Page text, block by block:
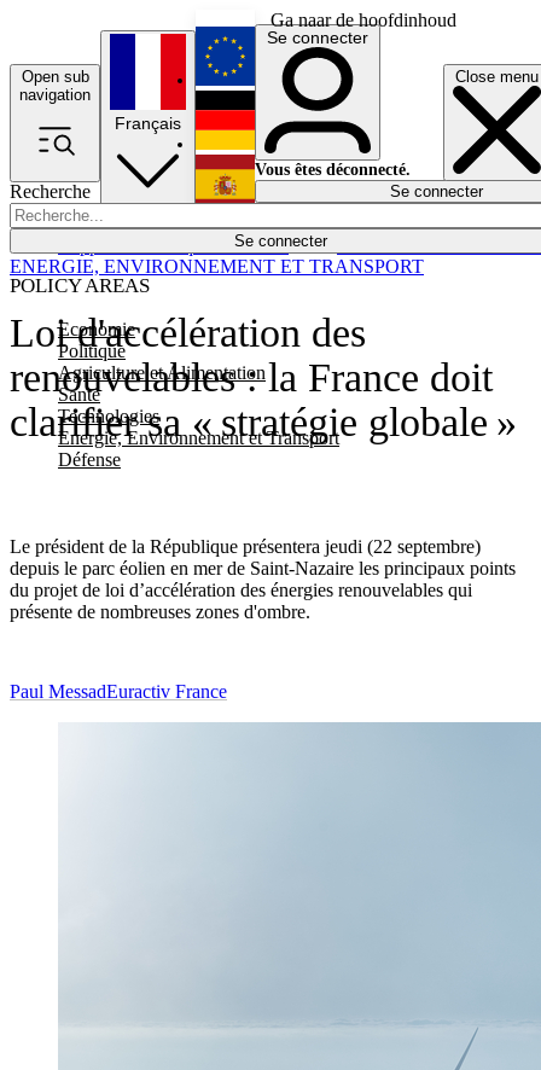
Ga naar de hoofdinhoud
Open sub
navigation
Close menu
Recherche
Se connecter
POLICY AREAS
Economie
Politique
Agriculture et Alimentation
Santé
Technologies
Energie, Environnement et Transport
Défense
Économie
Français
English
Deutsch
Español
Se connecter
Vous êtes déconnecté.
Se connecter
Loi d'accélération des
renouvelables : la France doit
clarifier sa « stratégie globale »
Le président de la République présentera jeudi (22 septembre)
depuis le parc éolien en mer de Saint-Nazaire les principaux points
du projet de loi d’accélération des énergies renouvelables qui
présente de nombreuses zones d'ombre.
ENERGIE, ENVIRONNEMENT ET TRANSPORT
Paul MessadEuractiv France